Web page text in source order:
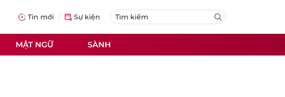
Tin mới Sự kiện
MẬT NGỮ SÀNH